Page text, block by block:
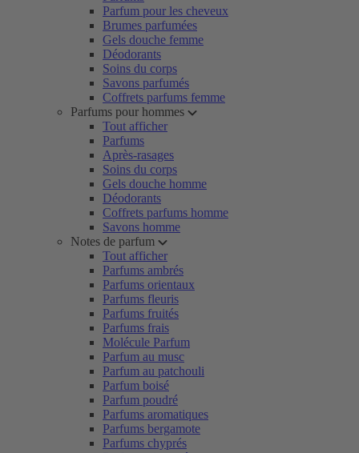
Parfum pour les cheveux
Brumes parfumées
Gels douche femme
Déodorants
Soins du corps
Savons parfumés
Coffrets parfums femme
Parfums pour hommes
Tout afficher
Parfums
Après-rasages
Soins du corps
Gels douche homme
Déodorants
Coffrets parfums homme
Savons homme
Notes de parfum
Tout afficher
Parfums ambrés
Parfums orientaux
Parfums fleuris
Parfums fruités
Parfums frais
Molécule Parfum
Parfum au musc
Parfum au patchouli
Parfum boisé
Parfum poudré
Parfums aromatiques
Parfums bergamote
Parfums chyprés